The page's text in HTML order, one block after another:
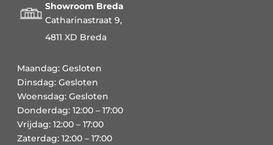
Showroom Breda
Catharinastraat 9,
4811 XD Breda
Maandag: Gesloten
Dinsdag: Gesloten
Woensdag: Gesloten
Donderdag: 12:00 – 17:00
Vrijdag: 12:00 – 17:00
Zaterdag: 12:00 – 17:00